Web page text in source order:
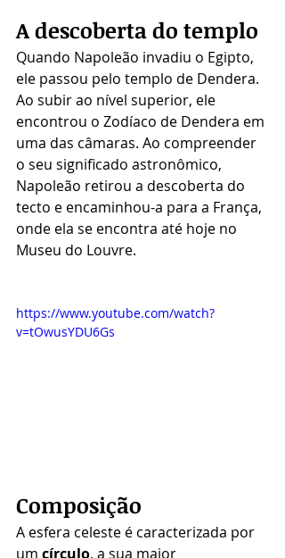
A descoberta do templo
Quando Napoleão invadiu o Egipto,
ele passou pelo templo de Dendera.
Ao subir ao nível superior, ele
encontrou o Zodíaco de Dendera em
uma das câmaras. Ao compreender
o seu significado astronômico,
Napoleão retirou a descoberta do
tecto e encaminhou-a para a França,
onde ela se encontra até hoje no
Museu do Louvre.
https://www.youtube.com/watch?
v=tOwusYDU6Gs
Composição
A esfera celeste é caracterizada por
um círculo, a sua maior